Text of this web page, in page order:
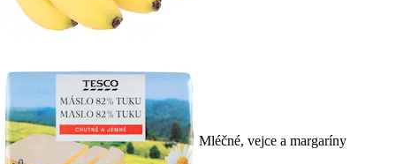
Mléčné, vejce a margaríny